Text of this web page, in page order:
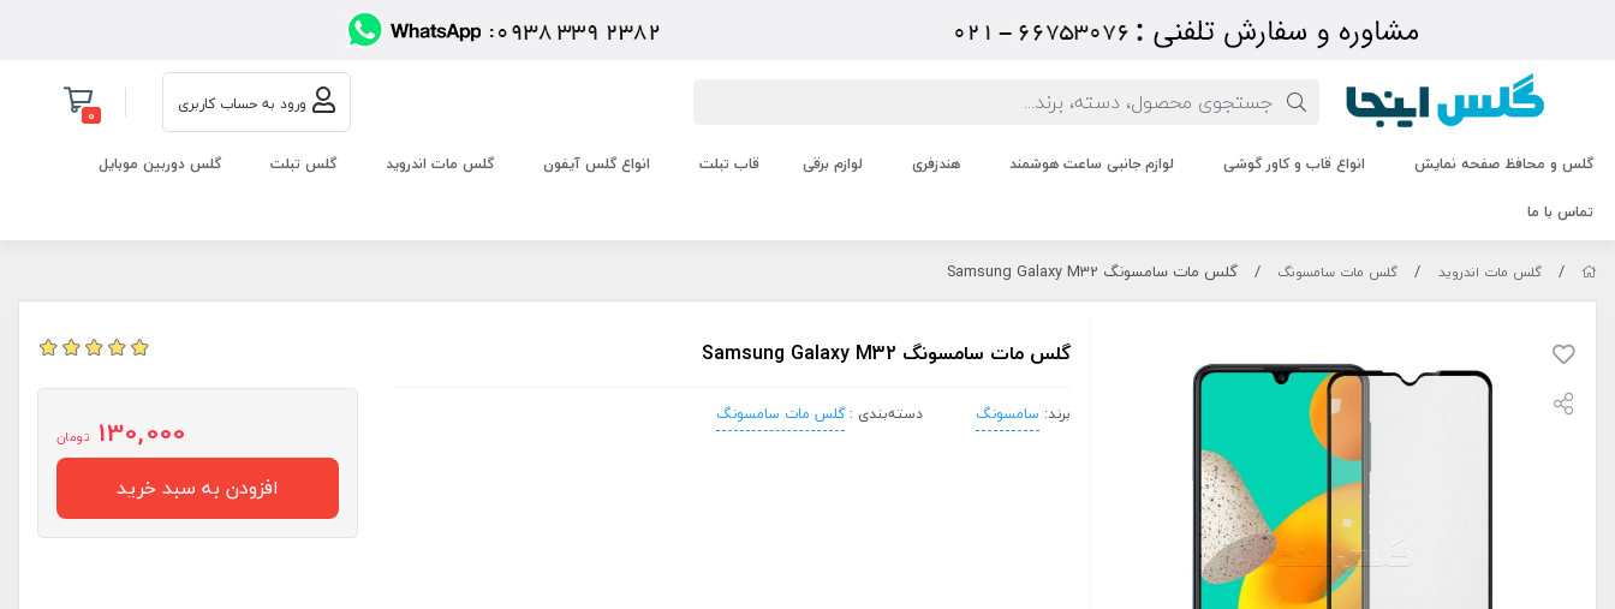
ورود به حساب کاربری 0
گلس و محافظ صفحه نمایش انواع قاب و کاور گوشی لوازم جانبی ساعت هوشمند هندزفری لوازم برقی قاب تبلت انواع گلس آیفون گلس مات اندروید گلس تبلت
گلس دوربین موبایل
تماس با ما
/ گلس مات اندروید / گلس مات سامسونگ / گلس مات سامسونگ Samsung Galaxy M32
گلس مات سامسونگ Samsung Galaxy M32
برند: سامسونگ دسته‌بندی :گلس مات سامسونگ 130,000 تومان
افزودن به سبد خرید